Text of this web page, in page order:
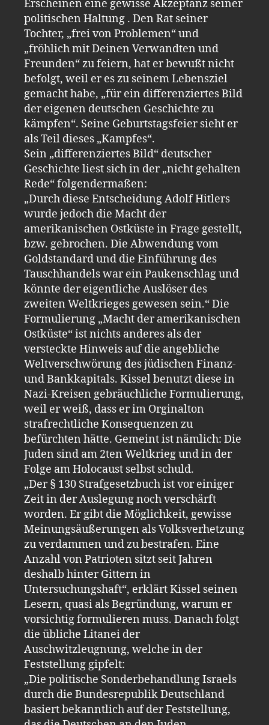
Erscheinen eine gewisse Akzeptanz seiner
politischen Haltung . Den Rat seiner
Tochter, „frei von Problemen“ und
„fröhlich mit Deinen Verwandten und
Freunden“ zu feiern, hat er bewußt nicht
befolgt, weil er es zu seinem Lebensziel
gemacht habe, „für ein differenziertes Bild
der eigenen deutschen Geschichte zu
kämpfen“. Seine Geburtstagsfeier sieht er
als Teil dieses „Kampfes“.
Sein „differenziertes Bild“ deutscher
Geschichte liest sich in der „nicht gehalten
Rede“ folgendermaßen:
„Durch diese Entscheidung Adolf Hitlers
wurde jedoch die Macht der
amerikanischen Ostküste in Frage gestellt,
bzw. gebrochen. Die Abwendung vom
Goldstandard und die Einführung des
Tauschhandels war ein Paukenschlag und
könnte der eigentliche Auslöser des
zweiten Weltkrieges gewesen sein.“ Die
Formulierung „Macht der amerikanischen
Ostküste“ ist nichts anderes als der
versteckte Hinweis auf die angebliche
Weltverschwörung des jüdischen Finanz-
und Bankkapitals. Kissel benutzt diese in
Nazi-Kreisen gebräuchliche Formulierung,
weil er weiß, dass er im Orginalton
strafrechtliche Konsequenzen zu
befürchten hätte. Gemeint ist nämlich: Die
Juden sind am 2ten Weltkrieg und in der
Folge am Holocaust selbst schuld.
„Der § 130 Strafgesetzbuch ist vor einiger
Zeit in der Auslegung noch verschärft
worden. Er gibt die Möglichkeit, gewisse
Meinungsäußerungen als Volksverhetzung
zu verdammen und zu bestrafen. Eine
Anzahl von Patrioten sitzt seit Jahren
deshalb hinter Gittern in
Untersuchungshaft“, erklärt Kissel seinen
Lesern, quasi als Begründung, warum er
vorsichtig formulieren muss. Danach folgt
die übliche Litanei der
Auschwitzleugnung, welche in der
Feststellung gipfelt:
„Die politische Sonderbehandlung Israels
durch die Bundesrepublik Deutschland
basiert bekanntlich auf der Feststellung,